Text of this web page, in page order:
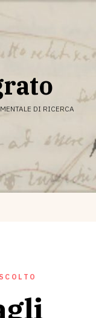
DI RICERCA